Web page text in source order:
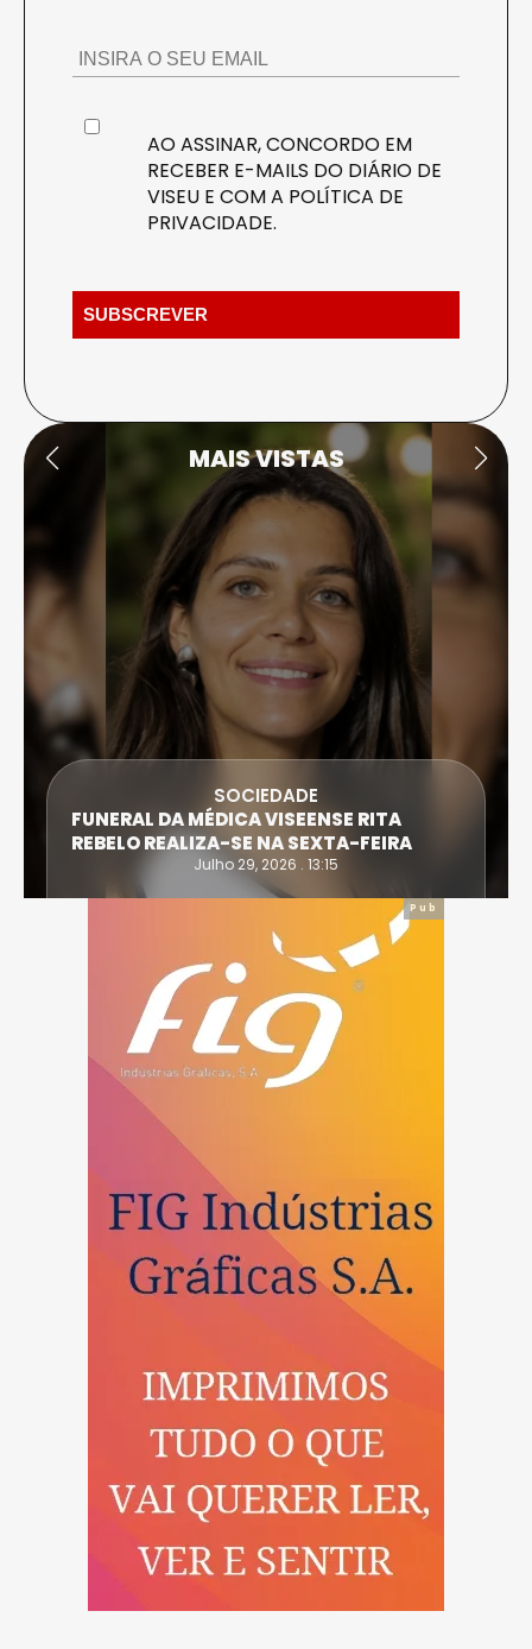
AO ASSINAR, CONCORDO EM
RECEBER E-MAILS DO DIÁRIO DE
VISEU E COM A POLÍTICA DE
PRIVACIDADE.
MAIS VISTAS
SOCIEDADE
FUNERAL DA MÉDICA VISEENSE RITA
REBELO REALIZA-SE NA SEXTA-FEIRA
Julho 29, 2026 . 13:15
Pub